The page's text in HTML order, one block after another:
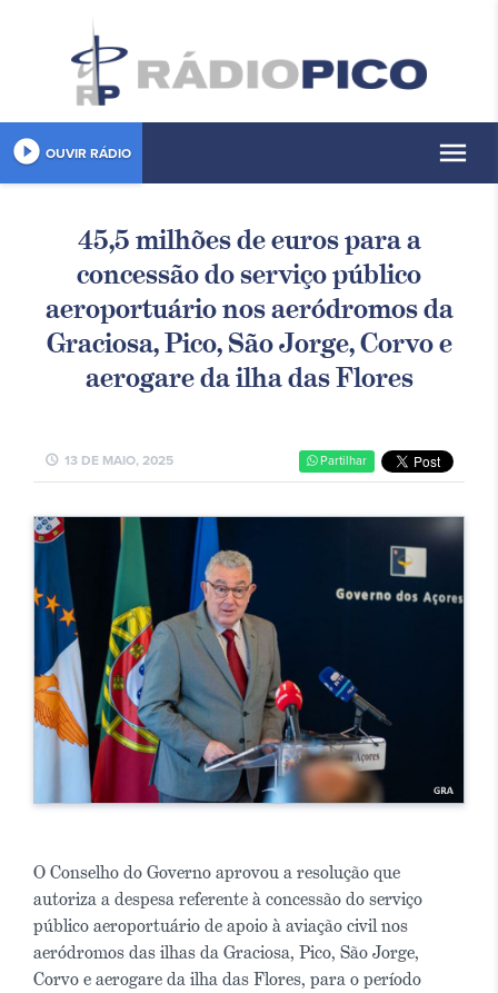
play_circle_filled OUVIR RÁDIO menu
45,5 milhões de euros para a
concessão do serviço público
aeroportuário nos aeródromos da
Graciosa, Pico, São Jorge, Corvo e
aerogare da ilha das Flores
schedule 13 DE MAIO, 2025 Partilhar
O Conselho do Governo aprovou a resolução que
autoriza a despesa referente à concessão do serviço
público aeroportuário de apoio à aviação civil nos
aeródromos das ilhas da Graciosa, Pico, São Jorge,
Corvo e aerogare da ilha das Flores, para o período